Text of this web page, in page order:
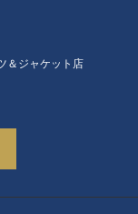
＆ジャケット店